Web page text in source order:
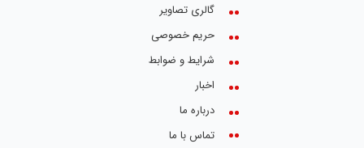
گالری تصاویر
حریم خصوصی
شرایط و ضوابط
اخبار
درباره ما
تماس با ما